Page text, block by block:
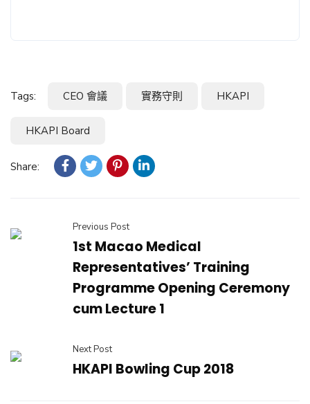
Tags: CEO 會議 實務守則 HKAPI
HKAPI Board
Share:
Previous Post
1st Macao Medical
Representatives’ Training
Programme Opening Ceremony
cum Lecture 1
Next Post
HKAPI Bowling Cup 2018